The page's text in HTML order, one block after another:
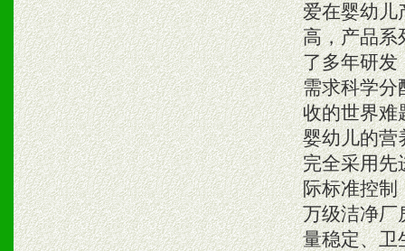
爱在婴幼儿
高，产品系
了多年研发
需求科学分
收的世界难
婴幼儿的营
完全采用先
际标准控制
万级洁净厂
量稳定、卫